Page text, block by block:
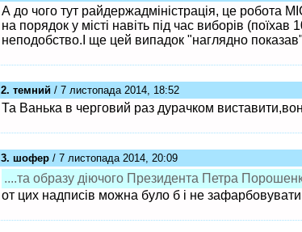
А до чого тут райдержадміністрація, це робота
на порядок у місті навіть під час виборів
неподобство.І ще цей випадок "наглядно
2. темний / 7 листопада 2014, 18:52
Та Ванька в черговий раз дурачком
3. шофер / 7 листопада 2014, 20:09
....та образу діючого Президента Петра
от цих надписів можна було б і не зафарбовувати